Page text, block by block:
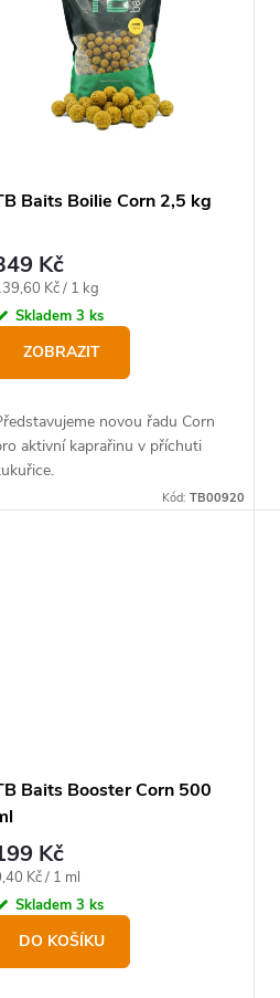
Baits Boilie Corn 2,5 kg
Kč
Kč / 1 kg
Skladem 3 ks
ZOBRAZIT
novou řadu Corn
aktivní kaprařinu v příchuti
Kód: TB00920
Baits Booster Corn 500
Kč
Kč / 1 ml
Skladem 3 ks
DO KOŠÍKU